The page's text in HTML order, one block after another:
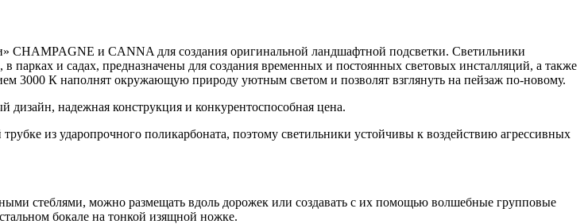
и CANNA для создания оригинальной ландшафтной подсветки. Светильники
парках и садах, предназначены для создания временных и постоянных световых инсталляций, а также
3000 К наполнят окружающую природу уютным светом и позволят взглянуть на пейзаж по-новому.
надежная конструкция и конкурентоспособная цена.
из ударопрочного поликарбоната, поэтому светильники устойчивы к воздействию агрессивных
стеблями, можно размещать вдоль дорожек или создавать с их помощью волшебные групповые
бокале на тонкой изящной ножке.